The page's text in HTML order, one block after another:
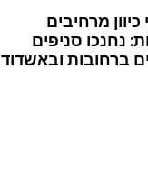
כיוון מרחיבים
נחנכו סניפים
ברחובות ובאשדוד